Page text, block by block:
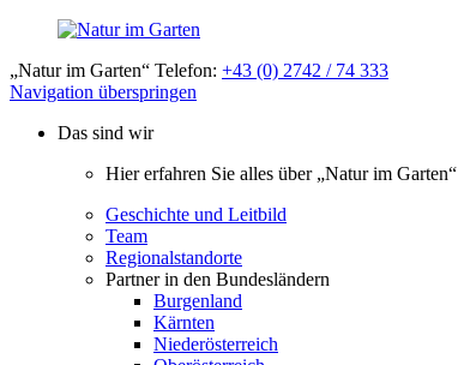
„Natur im Garten“ Telefon: +43 (0) 2742 / 74 333
Navigation überspringen
Das sind wir
Hier erfahren Sie alles über „Natur im Garten“
Geschichte und Leitbild
Team
Regionalstandorte
Partner in den Bundesländern
Burgenland
Kärnten
Niederösterreich